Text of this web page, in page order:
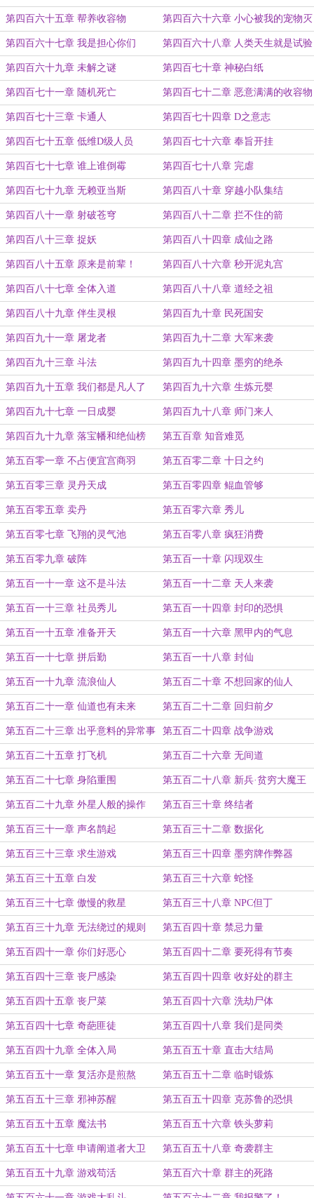
第四百六十五章 帮养收容物 第四百六十六章 小心被我的宠物灭
世
第四百六十七章 我是担心你们 第四百六十八章 人类天生就是试验
品
第四百六十九章 未解之谜 第四百七十章 神秘白纸
第四百七十一章 随机死亡 第四百七十二章 恶意满满的收容物
第四百七十三章 卡通人 第四百七十四章 D之意志
第四百七十五章 低维D级人员 第四百七十六章 奉旨开挂
第四百七十七章 谁上谁倒霉 第四百七十八章 完虐
第四百七十九章 无赖亚当斯 第四百八十章 穿越小队集结
第四百八十一章 射破苍穹 第四百八十二章 拦不住的箭
第四百八十三章 捉妖 第四百八十四章 成仙之路
第四百八十五章 原来是前辈！ 第四百八十六章 秒开泥丸宫
第四百八十七章 全体入道 第四百八十八章 道经之祖
第四百八十九章 伴生灵根 第四百九十章 民死国安
第四百九十一章 屠龙者 第四百九十二章 大军来袭
第四百九十三章 斗法 第四百九十四章 墨穷的绝杀
第四百九十五章 我们都是凡人了 第四百九十六章 生炼元婴
第四百九十七章 一日成婴 第四百九十八章 师门来人
第四百九十九章 落宝幡和绝仙榜 第五百章 知音难觅
第五百零一章 不占便宜宫商羽 第五百零二章 十日之约
第五百零三章 灵丹天成 第五百零四章 鲲血管够
第五百零五章 卖丹 第五百零六章 秀儿
第五百零七章 飞翔的灵气池 第五百零八章 疯狂消费
第五百零九章 破阵 第五百一十章 闪现双生
第五百一十一章 这不是斗法 第五百一十二章 天人来袭
第五百一十三章 社员秀儿 第五百一十四章 封印的恐惧
第五百一十五章 准备开天 第五百一十六章 黑甲内的气息
第五百一十七章 拼后勤 第五百一十八章 封仙
第五百一十九章 流浪仙人 第五百二十章 不想回家的仙人
第五百二十一章 仙道也有未来 第五百二十二章 回归前夕
第五百二十三章 出乎意料的异常事
件
第五百二十四章 战争游戏
第五百二十五章 打飞机 第五百二十六章 无间道
第五百二十七章 身陷重围 第五百二十八章 新兵·贫穷大魔王
第五百二十九章 外星人般的操作 第五百三十章 终结者
第五百三十一章 声名鹊起 第五百三十二章 数据化
第五百三十三章 求生游戏 第五百三十四章 墨穷牌作弊器
第五百三十五章 白发 第五百三十六章 蛇怪
第五百三十七章 傲慢的救星 第五百三十八章 NPC但丁
第五百三十九章 无法绕过的规则 第五百四十章 禁忌力量
第五百四十一章 你们好恶心 第五百四十二章 要死得有节奏
第五百四十三章 丧尸感染 第五百四十四章 收好处的群主
第五百四十五章 丧尸菜 第五百四十六章 洗劫尸体
第五百四十七章 奇葩匪徒 第五百四十八章 我们是同类
第五百四十九章 全体入局 第五百五十章 直击大结局
第五百五十一章 复活亦是煎熬 第五百五十二章 临时锻炼
第五百五十三章 邪神苏醒 第五百五十四章 克苏鲁的恐惧
第五百五十五章 魔法书 第五百五十六章 铁头萝莉
第五百五十七章 申请阐道者大卫 第五百五十八章 奇袭群主
第五百五十九章 游戏苟活 第五百六十章 群主的死路